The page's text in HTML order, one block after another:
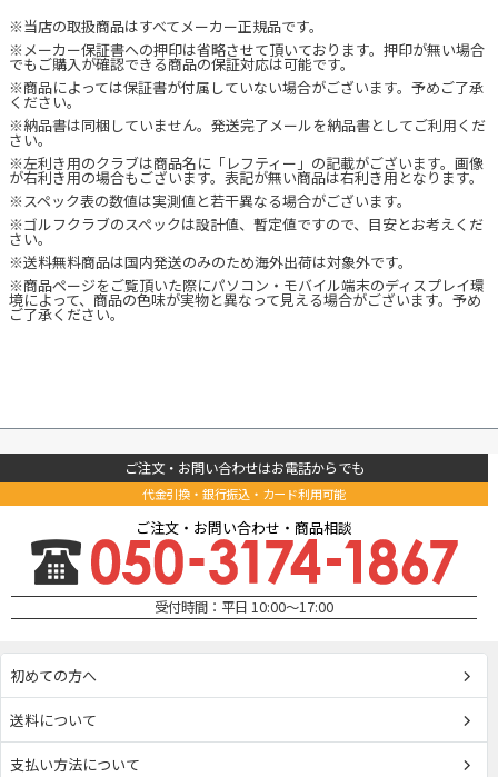
※当店の取扱商品はすべてメーカー正規品です。
※メーカー保証書への押印は省略させて頂いております。押印が無い場合
でもご購入が確認できる商品の保証対応は可能です。
※商品によっては保証書が付属していない場合がございます。予めご了承
ください。
※納品書は同梱していません。発送完了メールを納品書としてご利用くだ
さい。
※左利き用のクラブは商品名に「レフティー」の記載がございます。画像
が右利き用の場合もございます。表記が無い商品は右利き用となります。
※スペック表の数値は実測値と若干異なる場合がございます。
※ゴルフクラブのスペックは設計値、暫定値ですので、目安とお考えくだ
さい。
※送料無料商品は国内発送のみのため海外出荷は対象外です。
※商品ページをご覧頂いた際にパソコン・モバイル端末のディスプレイ環
境によって、商品の色味が実物と異なって見える場合がございます。予め
ご了承ください。
ご注文・お問い合わせはお電話からでも
代金引換・銀行振込・カード利用可能
ご注文・お問い合わせ・商品相談
受付時間：平日 10:00～17:00
初めての方へ
送料について
支払い方法について